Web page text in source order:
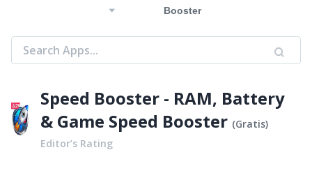
Booster
Speed Booster - RAM, Battery
& Game Speed Booster (Gratis)
Editor’s Rating